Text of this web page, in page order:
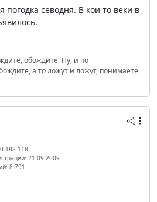
погодка севодня. В кои то веки в
обождите. Ну, и по
а то ложут и ложут, понимаете
21.09.2009
8 791